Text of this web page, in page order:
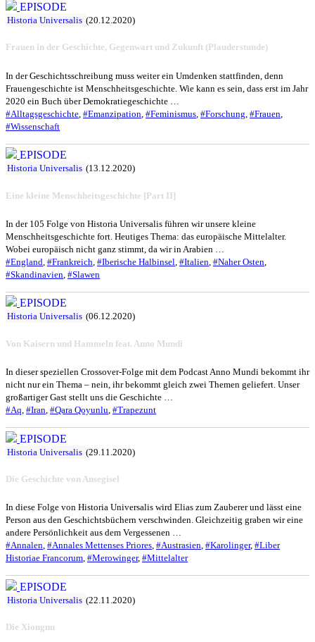
EPISODE
Historia Universalis (20.12.2020)
Frauen in der Geschichte, Gegenwart und Zukunft (Plauderstunde)
In der Geschichtsschreibung muss weiter ein Umdenken stattfinden, denn
Frauengeschichte ist Menschheitsgeschichte. Wie kann es sein, dass erst im Jahr
2020 ein Buch über Demokratiegeschichte …
#Alltagsgeschichte #Emanzipation #Feminismus #Forschung #Frauen
#Wissenschaft
EPISODE
Historia Universalis (13.12.2020)
Eine kleine Menschheitsgeschichte [Part II]
In der 105 Folge von Historia Universalis führen wir unsere kleine
Menschheitsgeschichte fort. Heutiges Thema: das europäische Mittelalter.
Wobei europäisch nicht ganz stimmt, da wir in Arabien …
#England #Frankreich #Iberische Halbinsel #Italien #Naher Osten
#Skandinavien #Slawen
EPISODE
Historia Universalis (06.12.2020)
Von Kaisern und Hammeln feat. Anno Mundi
In dieser speziellen Crossover-Folge mit dem Podcast Anno Mundi bekommt ihr
nicht nur ein Thema – nein, ihr bekommt gleich zwei Themen geliefert. Unser
großartiger Gast stellt uns die Geschichte …
#Aq #Iran #Qara Qoyunlu #Trapezunt
EPISODE
Historia Universalis (29.11.2020)
Die Geschichte von Ansegisel
In diese Folge von Historia Universalis wird Elias zum Zauberer und lässt eine
Person aus den Geschichtsbüchern verschwinden. Gleichzeitig graben wir eine
andere Persönlichkeit aus dem Vergessenen …
#Annalen #Annales Mettenses Priores #Austrasien #Karolinger, #Liber
Historiae Francorum #Merowinger, #Mittelalter
EPISODE
Historia Universalis (22.11.2020)
Die Xiongnu